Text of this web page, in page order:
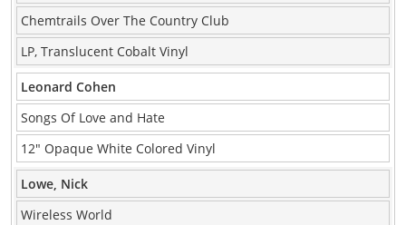
Chemtrails Over The Country Club
LP, Translucent Cobalt Vinyl
Leonard Cohen
Songs Of Love and Hate
12″ Opaque White Colored Vinyl
Lowe, Nick
Wireless World